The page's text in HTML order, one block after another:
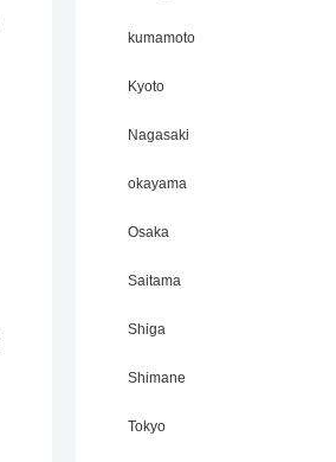
kumamoto
Kyoto
Nagasaki
okayama
Osaka
Saitama
Shiga
Shimane
Tokyo